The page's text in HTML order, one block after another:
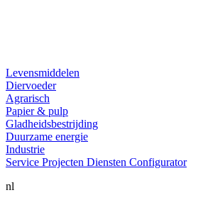
Levensmiddelen
Diervoeder
Agrarisch
Papier & pulp
Gladheidsbestrijding
Duurzame energie
Industrie
Service Projecten Diensten Configurator
nl